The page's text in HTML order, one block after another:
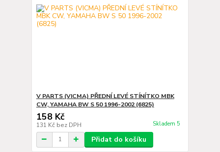
V PARTS (VICMA) PŘEDNÍ LEVÉ STÍNÍTKO MBK
CW, YAMAHA BW S 50 1996-2002 (6825)
158 Kč
131 Kč bez DPH Skladem 5
Přidat do košíku